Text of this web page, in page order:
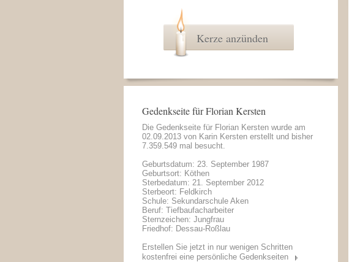
Kerze anzünden
Gedenkseite für Florian Kersten
Die Gedenkseite für Florian Kersten wurde am
02.09.2013 von Karin Kersten erstellt und bisher
7.359.549 mal besucht.
Geburtsdatum: 23. September 1987
Geburtsort: Köthen
Sterbedatum: 21. September 2012
Sterbeort: Feldkirch
Schule: Sekundarschule Aken
Beruf: Tiefbaufacharbeiter
Sternzeichen: Jungfrau
Friedhof: Dessau-Roßlau
Erstellen Sie jetzt in nur wenigen Schritten
kostenfrei eine persönliche Gedenkseiten